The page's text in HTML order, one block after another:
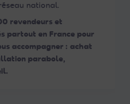
national.
revendeurs et
partout en France pour
accompagner : achat
parabole,